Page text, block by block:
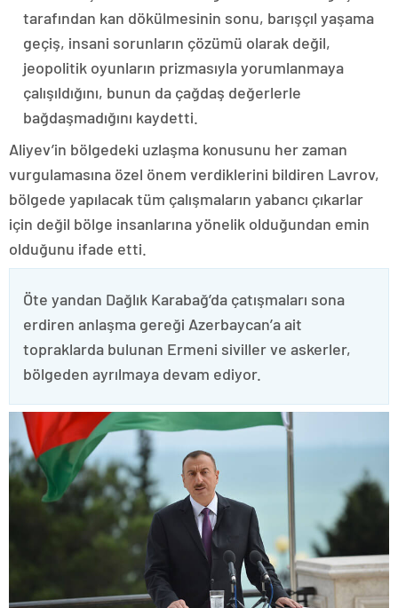
tarafından kan dökülmesinin sonu, barışçıl yaşama
geçiş, insani sorunların çözümü olarak değil,
jeopolitik oyunların prizmasıyla yorumlanmaya
çalışıldığını, bunun da çağdaş değerlerle
bağdaşmadığını kaydetti.
Aliyev’in bölgedeki uzlaşma konusunu her zaman
vurgulamasına özel önem verdiklerini bildiren Lavrov,
bölgede yapılacak tüm çalışmaların yabancı çıkarlar
için değil bölge insanlarına yönelik olduğundan emin
olduğunu ifade etti.
Öte yandan Dağlık Karabağ’da çatışmaları sona
erdiren anlaşma gereği Azerbaycan’a ait
topraklarda bulunan Ermeni siviller ve askerler,
bölgeden ayrılmaya devam ediyor.